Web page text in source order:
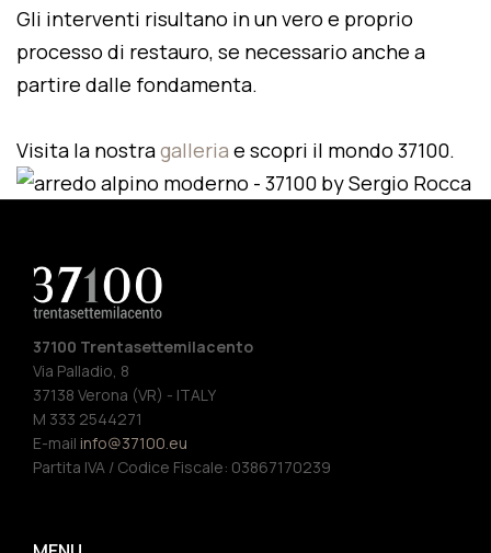
Gli interventi risultano in un vero e proprio
processo di restauro, se necessario anche a
partire dalle fondamenta.
Visita la nostragalleria e scopri il mondo 37100.
37100 Trentasettemilacento
Via Palladio, 8
37138 Verona (VR) - ITALY
M 333 2544271
E-mail info@37100.eu
Partita IVA / Codice Fiscale: 03867170239